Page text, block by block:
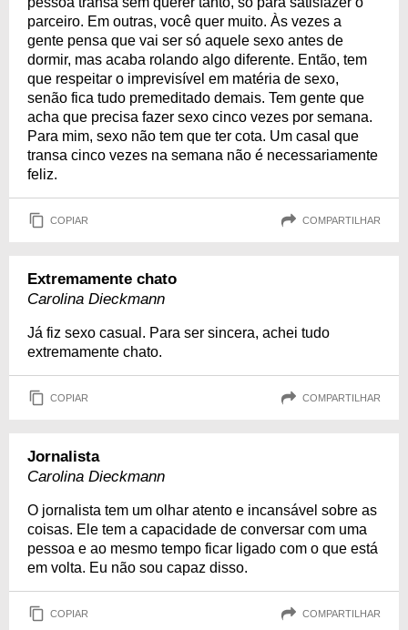
parceiro. Em outras, você quer muito. Às vezes a
gente pensa que vai ser só aquele sexo antes de
dormir, mas acaba rolando algo diferente. Então, tem
que respeitar o imprevisível em matéria de sexo,
senão fica tudo premeditado demais. Tem gente que
acha que precisa fazer sexo cinco vezes por semana.
Para mim, sexo não tem que ter cota. Um casal que
transa cinco vezes na semana não é necessariamente
feliz.
COPIAR COMPARTILHAR
Extremamente chato
Carolina Dieckmann
Já fiz sexo casual. Para ser sincera, achei tudo
extremamente chato.
COPIAR COMPARTILHAR
Jornalista
Carolina Dieckmann
O jornalista tem um olhar atento e incansável sobre as
coisas. Ele tem a capacidade de conversar com uma
pessoa e ao mesmo tempo ficar ligado com o que está
em volta. Eu não sou capaz disso.
COPIAR COMPARTILHAR